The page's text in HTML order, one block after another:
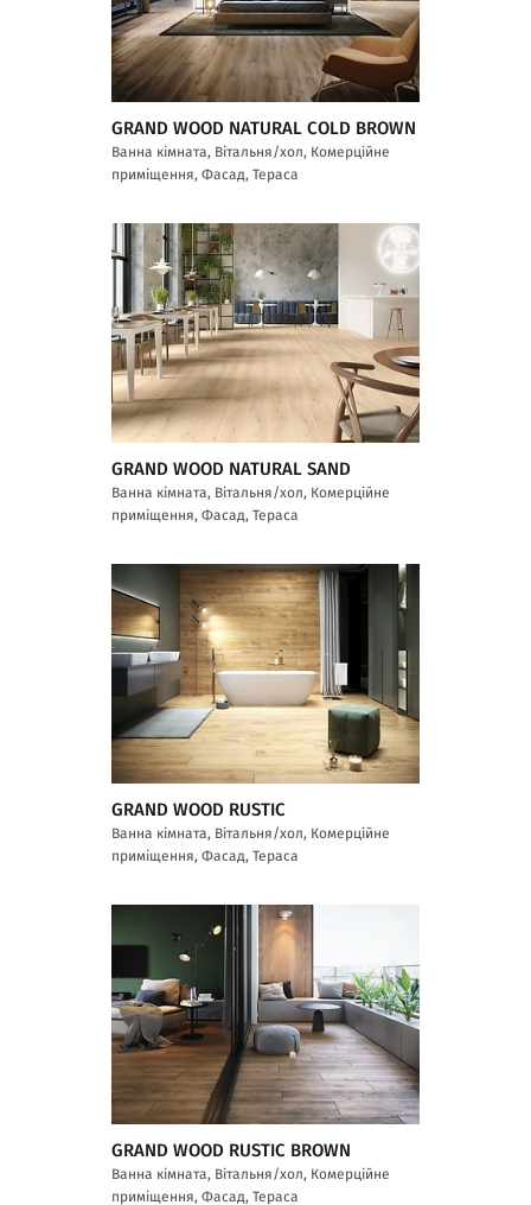
GRAND WOOD NATURAL COLD BROWN
Ванна кімната, Вітальня/хол, Комерційне
приміщення, Фасад, Тераса
GRAND WOOD NATURAL SAND
Ванна кімната, Вітальня/хол, Комерційне
приміщення, Фасад, Тераса
GRAND WOOD RUSTIC
Ванна кімната, Вітальня/хол, Комерційне
приміщення, Фасад, Тераса
GRAND WOOD RUSTIC BROWN
Ванна кімната, Вітальня/хол, Комерційне
приміщення, Фасад, Тераса